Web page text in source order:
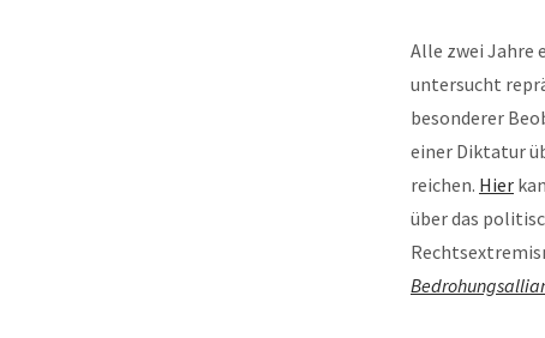
Alle zwei Jahre
untersucht
besonderer
einer Diktatur
reichen. Hier
über das